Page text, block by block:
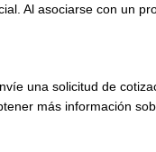
Al asociarse con un
una solicitud de
más información